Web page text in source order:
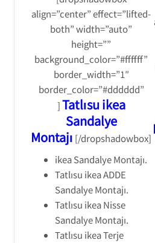
align=”center” effect=”lifted-
both” width=”auto”
height=””
background_color=”#ffffff”
border_width=”1″
border_color=”#dddddd”
]Tatlısu ikea
Sandalye
Montajı [/dropshadowbox]
ikea Sandalye Montajı.
Tatlısu ikea ADDE
Sandalye Montajı.
Tatlısu ikea Nisse
Sandalye Montajı.
Tatlısu ikea Terje